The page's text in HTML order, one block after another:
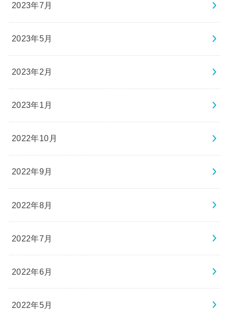
2023年7月
2023年5月
2023年2月
2023年1月
2022年10月
2022年9月
2022年8月
2022年7月
2022年6月
2022年5月